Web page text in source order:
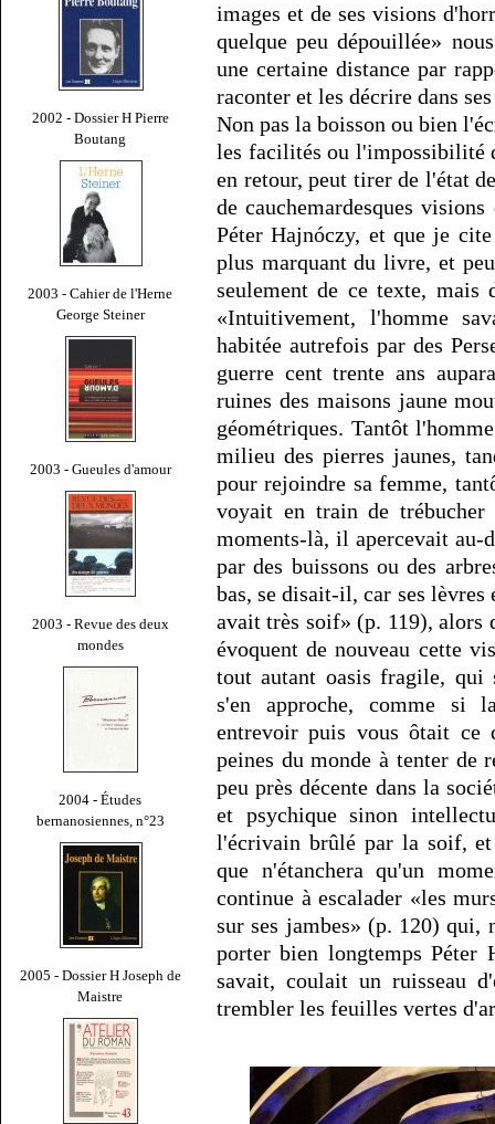
2002 - Dossier H Pierre
Boutang
2003 - Cahier de l'Herne
George Steiner
2003 - Gueules d'amour
2003 - Revue des deux
mondes
2004 - Études
bernanosiennes, n°23
2005 - Dossier H Joseph de
Maistre
images et de ses visions
quelque peu dépouillée»
une certaine distance par
raconter et les décrire dans
Non pas la boisson ou bien
les facilités ou l'impossibilité
en retour, peut tirer de l'état
de cauchemardesques
Péter Hajnóczy, et que je
plus marquant du livre, et
seulement de ce texte, mais
«Intuitivement, l'homme
habitée autrefois par des
guerre cent trente ans
ruines des maisons jaune
géométriques. Tantôt
milieu des pierres jaunes,
pour rejoindre sa femme,
voyait en train de
moments-là, il apercevait au-
par des buissons ou des
bas, se disait-il, car ses lèvres
avait très soif» (p. 119), alors
évoquent de nouveau cette
tout autant oasis fragile, qui
s'en approche, comme si
entrevoir puis vous ôtait ce
peines du monde à tenter de
peu près décente dans la
et psychique sinon
l'écrivain brûlé par la soif, et
que n'étanchera qu'un
continue à escalader «les
sur ses jambes» (p. 120) qui,
porter bien longtemps
savait, coulait un ruisseau
trembler les feuilles vertes